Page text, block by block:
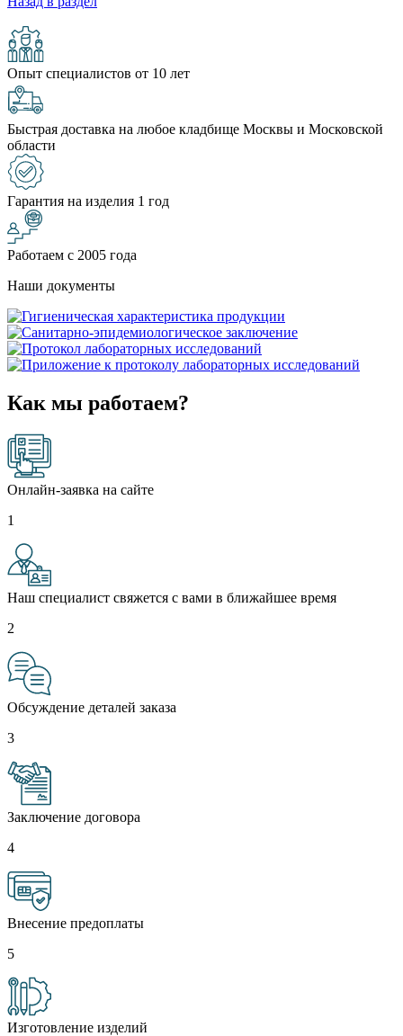
Опыт специалистов от 10 лет
Быстрая доставка на любое кладбище Москвы и Московской
области
Гарантия на изделия 1 год
Работаем с 2005 года
Наши документы
Как мы работаем?
Онлайн-заявка на сайте
1
Наш специалист свяжется с вами в ближайшее время
2
Обсуждение деталей заказа
3
Заключение договора
4
Внесение предоплаты
5
Изготовление изделий